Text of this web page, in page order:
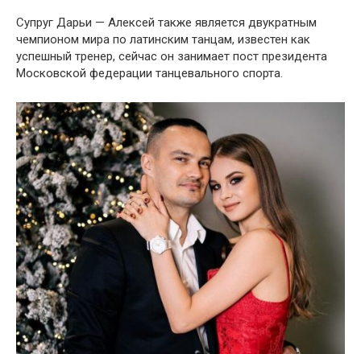
Супруг Дарьи — Алексей также является двукратным
чемпионом мира по латинским танцам, известен как
успешный тренер, сейчас он занимает пост президента
Московской федерации танцевального спорта.